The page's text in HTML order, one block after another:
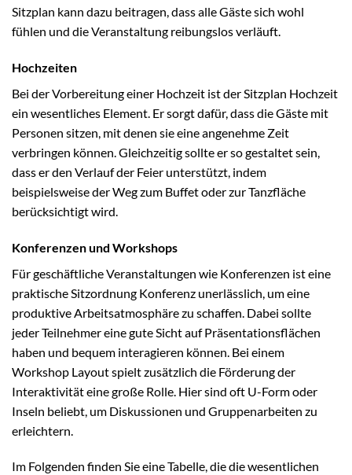
Sitzplan kann dazu beitragen, dass alle Gäste sich wohl
fühlen und die Veranstaltung reibungslos verläuft.
Hochzeiten
Bei der Vorbereitung einer Hochzeit ist der Sitzplan Hochzeit
ein wesentliches Element. Er sorgt dafür, dass die Gäste mit
Personen sitzen, mit denen sie eine angenehme Zeit
verbringen können. Gleichzeitig sollte er so gestaltet sein,
dass er den Verlauf der Feier unterstützt, indem
beispielsweise der Weg zum Buffet oder zur Tanzfläche
berücksichtigt wird.
Konferenzen und Workshops
Für geschäftliche Veranstaltungen wie Konferenzen ist eine
praktische Sitzordnung Konferenz unerlässlich, um eine
produktive Arbeitsatmosphäre zu schaffen. Dabei sollte
jeder Teilnehmer eine gute Sicht auf Präsentationsflächen
haben und bequem interagieren können. Bei einem
Workshop Layout spielt zusätzlich die Förderung der
Interaktivität eine große Rolle. Hier sind oft U-Form oder
Inseln beliebt, um Diskussionen und Gruppenarbeiten zu
erleichtern.
Im Folgenden finden Sie eine Tabelle, die die wesentlichen